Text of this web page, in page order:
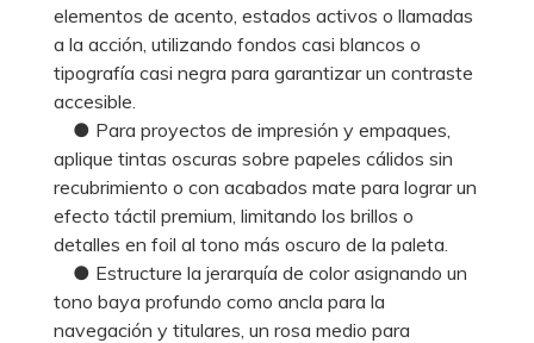
elementos de acento, estados activos o llamadas
a la acción, utilizando fondos casi blancos o
tipografía casi negra para garantizar un contraste
accesible.
● Para proyectos de impresión y empaques,
aplique tintas oscuras sobre papeles cálidos sin
recubrimiento o con acabados mate para lograr un
efecto táctil premium, limitando los brillos o
detalles en foil al tono más oscuro de la paleta.
● Estructure la jerarquía de color asignando un
tono baya profundo como ancla para la
navegación y titulares, un rosa medio para